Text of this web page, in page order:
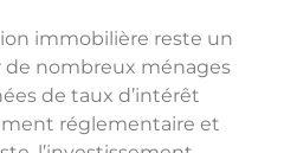
immobilière reste un
nombreux ménages
de taux d’intérêt
réglementaire et